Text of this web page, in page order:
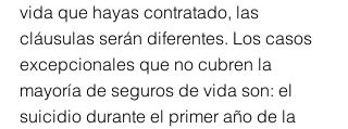
vida que hayas contratado, las
cláusulas serán diferentes. Los casos
excepcionales que no cubren la
mayoría de seguros de vida son: el
suicidio durante el primer año de la